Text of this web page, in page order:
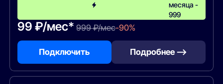
месяца -
999
99 ₽/мес* 999 ₽/мес-90%
Подключить Подробнее —>